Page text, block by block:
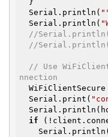
  Serial.println(
  Serial.println(
//
//
// Use
nnection
  Serial.print(
if
    Serial.println(